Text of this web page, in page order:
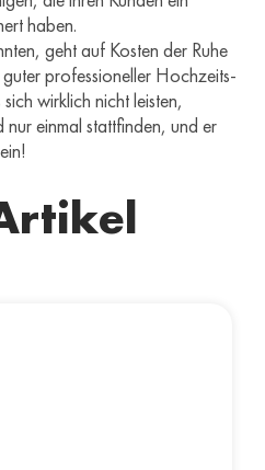
haben.
geht auf Kosten der Ruhe
professioneller Hochzeits-
wirklich nicht leisten,
nur einmal stattfinden, und er